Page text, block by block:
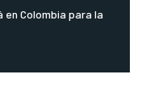
Colombia para la